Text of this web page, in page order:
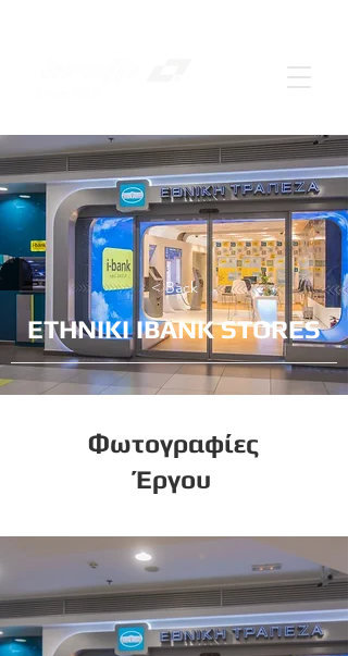
< Back
ΕΤΗΝΙΚΙ IBANK STORES
Φωτογραφίες
Έργου